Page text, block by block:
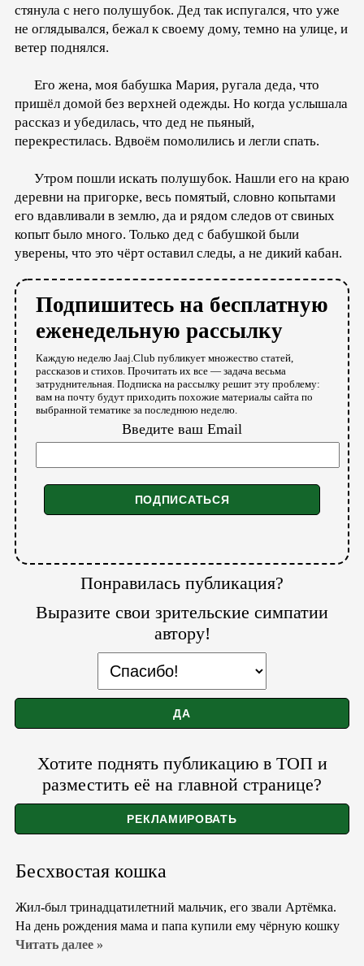
стянула с него полушубок. Дед так испугался, что уже
не оглядывался, бежал к своему дому, темно на улице, и
ветер поднялся.
Его жена, моя бабушка Мария, ругала деда, что
пришёл домой без верхней одежды. Но когда услышала
рассказ и убедилась, что дед не пьяный,
перекрестилась. Вдвоём помолились и легли спать.
Утром пошли искать полушубок. Нашли его на краю
деревни на пригорке, весь помятый, словно копытами
его вдавливали в землю, да и рядом следов от свиных
копыт было много. Только дед с бабушкой были
уверены, что это чёрт оставил следы, а не дикий кабан.
Подпишитесь на бесплатную
еженедельную рассылку
Каждую неделю Jaaj.Club публикует множество статей,
рассказов и стихов. Прочитать их все — задача весьма
затруднительная. Подписка на рассылку решит эту проблему:
вам на почту будут приходить похожие материалы сайта по
выбранной тематике за последнюю неделю.
Введите ваш Email
Понравилась публикация?
Выразите свои зрительские симпатии
автору!
Хотите поднять публикацию в ТОП и
разместить её на главной странице?
Бесхвостая кошка
Жил-был тринадцатилетний мальчик, его звали Артёмка.
На день рождения мама и папа купили ему чёрную кошку
Читать далее »